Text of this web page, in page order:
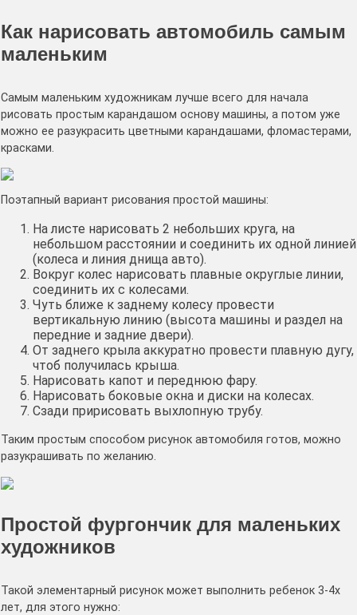
Как нарисовать автомобиль самым
маленьким
Самым маленьким художникам лучше всего для начала
рисовать простым карандашом основу машины, а потом уже
можно ее разукрасить цветными карандашами, фломастерами,
красками.
Поэтапный вариант рисования простой машины:
На листе нарисовать 2 небольших круга, на
небольшом расстоянии и соединить их одной линией
(колеса и линия днища авто).
Вокруг колес нарисовать плавные округлые линии,
соединить их с колесами.
Чуть ближе к заднему колесу провести
вертикальную линию (высота машины и раздел на
передние и задние двери).
От заднего крыла аккуратно провести плавную дугу,
чтоб получилась крыша.
Нарисовать капот и переднюю фару.
Нарисовать боковые окна и диски на колесах.
Сзади пририсовать выхлопную трубу.
Таким простым способом рисунок автомобиля готов, можно
разукрашивать по желанию.
Простой фургончик для маленьких
художников
Такой элементарный рисунок может выполнить ребенок 3-4х
лет, для этого нужно: